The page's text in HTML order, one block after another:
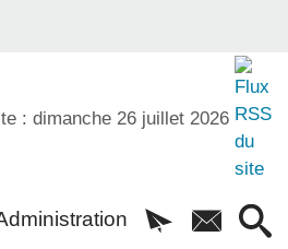
: dimanche 26 juillet 2026